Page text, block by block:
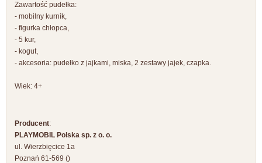
Zawartość pudełka:
- mobilny kurnik,
- figurka chłopca,
- 5 kur,
- kogut,
- akcesoria: pudełko z jajkami, miska, 2 zestawy jajek, czapka.
Wiek: 4+
Producent:
PLAYMOBIL Polska sp. z o. o.
ul. Wierzbięcice 1a
Poznań 61-569 ()